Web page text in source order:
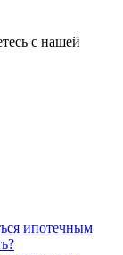
с нашей